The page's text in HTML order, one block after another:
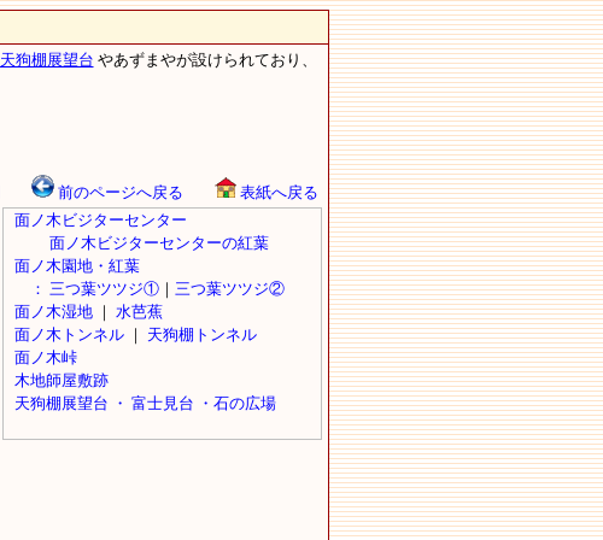
天狗棚展望台 やあずまやが設けられており、
前のページへ戻る 表紙へ戻る